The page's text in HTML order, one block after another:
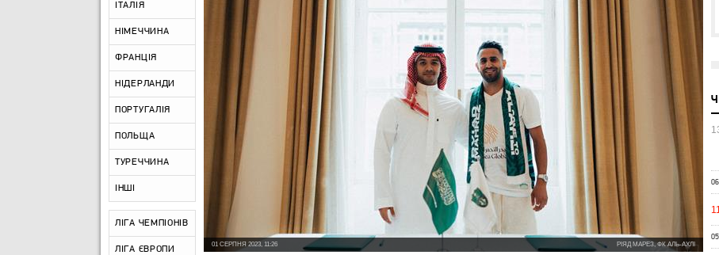
ІТАЛІЯ
НІМЕЧЧИНА
ФРАНЦІЯ
НІДЕРЛАНДИ
ПОРТУГАЛІЯ
ПОЛЬЩА
ТУРЕЧЧИНА
ІНШІ
ЛІГА ЧЕМПІОНІВ
ЛІГА ЄВРОПИ
РІЯД МАРЕЗ, ФК АЛЬ-АХЛІ
01 СЕРПНЯ 2023, 11:26